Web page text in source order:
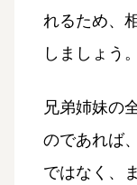
れるため、
しましょう。
兄弟姉妹の
のであれば
ではなく、